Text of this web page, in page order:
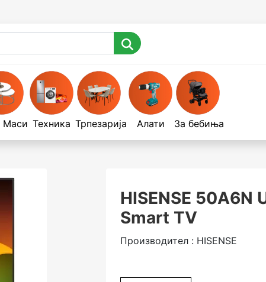
Маси Техника Трпезарија Алати За бебиња
HISENSE 50A6N
Smart TV
Производител : HISENSE